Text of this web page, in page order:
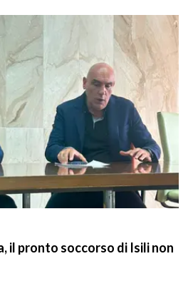
il pronto soccorso di Isili non